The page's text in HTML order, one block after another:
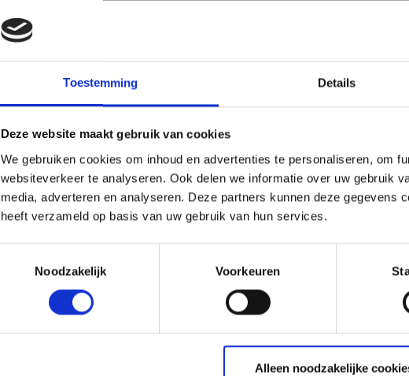
Toestemming Details
Deze website maakt gebruik van cookies
We gebruiken cookies om inhoud en advertenties te personaliseren, om
websiteverkeer te analyseren. Ook delen we informatie over uw gebruik
media, adverteren en analyseren. Deze partners kunnen deze gegevens
heeft verzameld op basis van uw gebruik van hun services.
Noodzakelijk
Voorkeuren
Alleen noodzakelijke